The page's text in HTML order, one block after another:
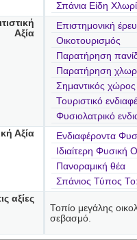
Σπάνια Είδη
Αξία
Επιστημονική
Οικοτουρισμός
Παρατήρηση
Παρατήρηση
Σημαντικός
Τουριστικό
Φυσιολατρικό
Αξία
Ενδιαφέροντα
Ιδιαίτερη Φυσική
Πανοραμική θέα
Σπάνιος Τύπος
αξίες
Τοπίο μεγάλης
σεβασμό.